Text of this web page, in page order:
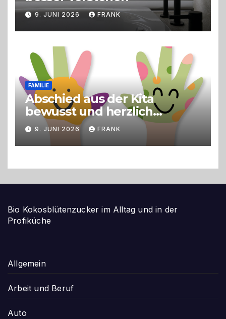
9. JUNI 2026 FRANK
FAMILIE
Abschied aus der Kita
bewusst und herzlich
gestalten
9. JUNI 2026 FRANK
Bio Kokosblütenzucker im Alltag und in der
Profiküche
Allgemein
Arbeit und Beruf
Auto